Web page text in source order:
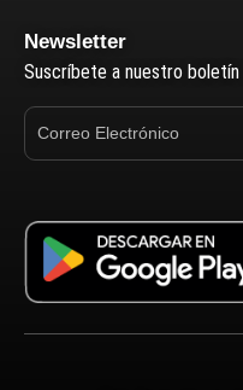
Newsletter
Suscríbete a nuestro